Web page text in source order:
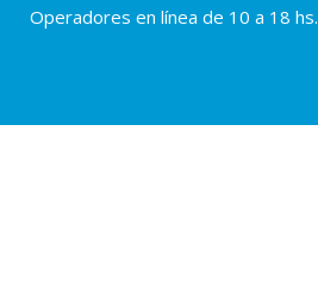
Operadores en línea de 10 a 18 hs.
PROVEEDORES